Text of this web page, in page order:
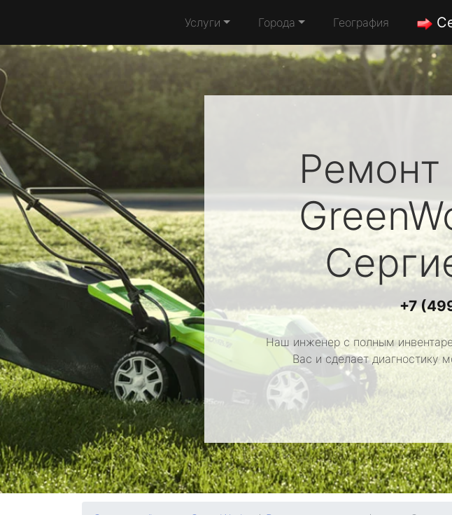
Услуги Города География
+7
Наш инженер с полным
Вас и сделает диагностику